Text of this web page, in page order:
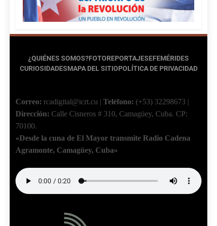
¿QUIÉNES SOMOS?FOTOREPORTAJESEFEMÉRIDES
CURIOSIDADESMAPA DEL SITIOPOLÍTICA DE PRIVACIDAD
Correo: rcadigital@icrt.cu | Teléfono: (+53) 32298673 |
Dirección: Calle Cisneros # 310, Camagüey, Cuba. CP:
70100.
«Desde la cuna de El Mayor transmite Radio Cadena
Agramonte, Camagüey, Cuba»